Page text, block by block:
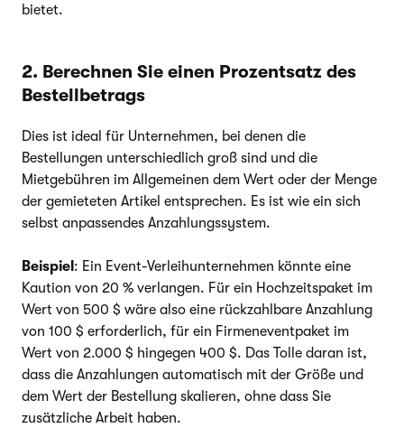
bietet.
2. Berechnen Sie einen Prozentsatz des
Bestellbetrags
Dies ist ideal für Unternehmen, bei denen die
Bestellungen unterschiedlich groß sind und die
Mietgebühren im Allgemeinen dem Wert oder der Menge
der gemieteten Artikel entsprechen. Es ist wie ein sich
selbst anpassendes Anzahlungssystem.
Beispiel : Ein Event-Verleihunternehmen könnte eine
Kaution von 20 % verlangen. Für ein Hochzeitspaket im
Wert von 500 $ wäre also eine rückzahlbare Anzahlung
von 100 $ erforderlich, für ein Firmeneventpaket im
Wert von 2.000 $ hingegen 400 $. Das Tolle daran ist,
dass die Anzahlungen automatisch mit der Größe und
dem Wert der Bestellung skalieren, ohne dass Sie
zusätzliche Arbeit haben.